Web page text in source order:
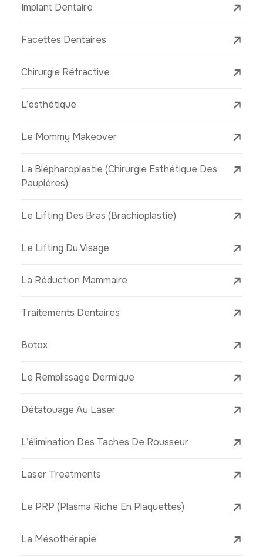
Implant Dentaire
Facettes Dentaires
Chirurgie Réfractive
L’esthétique
Le Mommy Makeover
La Blépharoplastie (Chirurgie Esthétique Des
Paupières)
Le Lifting Des Bras (Brachioplastie)
Le Lifting Du Visage
La Réduction Mammaire
Traitements Dentaires
Botox
Le Remplissage Dermique
Détatouage Au Laser
L’élimination Des Taches De Rousseur
Laser Treatments
Le PRP (Plasma Riche En Plaquettes)
La Mésothérapie